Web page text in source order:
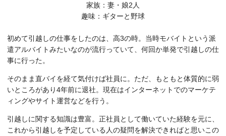
家族：妻・娘2人
趣味：ギターと野球
初めて引越しの仕事をしたのは、高3の時。当時モバイトという派
遣アルバイトみたいなのが流行っていて、何回か単発で引越しの仕
事に行った。
そのまま直バイを経て気付けば社員に。ただ、もともと体質的に弱
いところがあり4年前に退社。現在はインターネットでのマーケテ
ィングやサイト運営などを行う。
引越しに関する知識は豊富。正社員として働いていた経験を元に、
これから引越しを予定している人の疑問を解決できればと思いこの